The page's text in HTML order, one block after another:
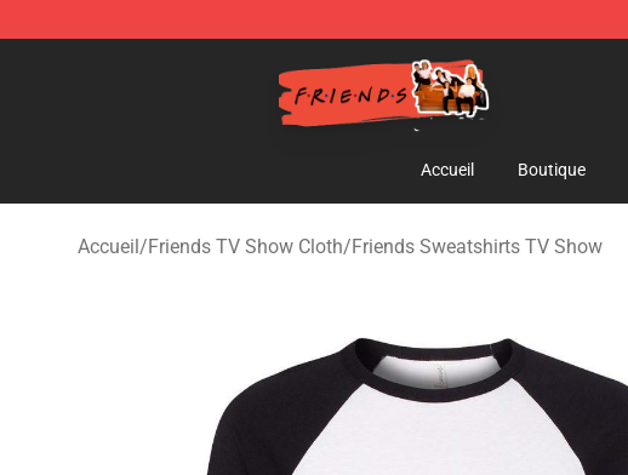
Friends Store - Official Friends Merchandise Shop
Accueil Boutique
Accueil/Friends TV Show Cloth/Friends Sweatshirts TV Show